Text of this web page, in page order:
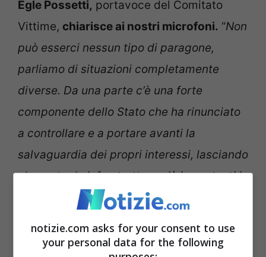
Egle Possetti, portavoce del Comitato
Vittime, chiarisce ai nostri microfoni. “Non
può esserci nessun tipo di paragone,
parliamo di situazioni completamente
diverse. Da una parte c’è una forte
componente dello Stato che ha rinunciato
a controllare e a portare avanti la
salvaguardia dei propri interessi, lasciando
alcune tra le infrastrutture più importanti in
mano a chi le ha ridotte in brandelli.
fare i propri interessi e ad un controllo più
notizie.com asks for your consent to use
your personal data for the following